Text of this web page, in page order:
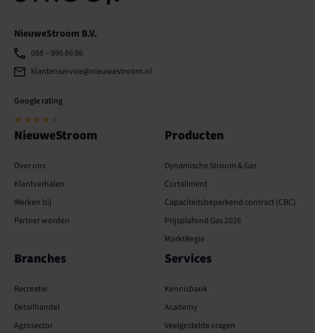
NieuweStroom B.V.
088 – 996 86 86
klantenservice@nieuwestroom.nl
Google rating
★★★★
NieuweStroom
Over ons
Klantverhalen
Werken bij
Partner worden
Producten
Dynamische Stroom & Gas
Curtailment
Capaciteits­­beperkend contract (CBC)
Prijsplafond Gas 2026
MarktRegie
Branches
Recreatie
Detailhandel
Agrosector
Services
Kennisbank
Academy
Veelgestelde vragen